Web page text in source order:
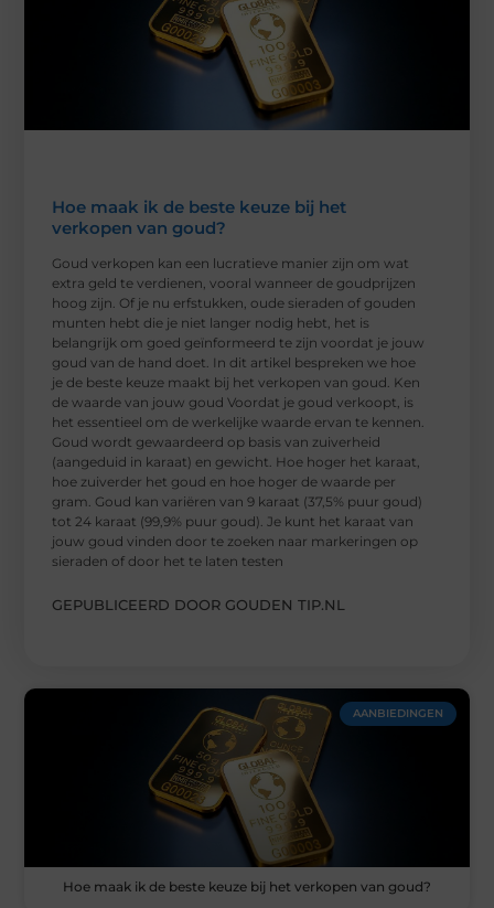
Hoe maak ik de beste keuze bij het
verkopen van goud?
Goud verkopen kan een lucratieve manier zijn om wat
extra geld te verdienen, vooral wanneer de goudprijzen
hoog zijn. Of je nu erfstukken, oude sieraden of gouden
munten hebt die je niet langer nodig hebt, het is
belangrijk om goed geïnformeerd te zijn voordat je jouw
goud van de hand doet. In dit artikel bespreken we hoe
je de beste keuze maakt bij het verkopen van goud. Ken
de waarde van jouw goud Voordat je goud verkoopt, is
het essentieel om de werkelijke waarde ervan te kennen.
Goud wordt gewaardeerd op basis van zuiverheid
(aangeduid in karaat) en gewicht. Hoe hoger het karaat,
hoe zuiverder het goud en hoe hoger de waarde per
gram. Goud kan variëren van 9 karaat (37,5% puur goud)
tot 24 karaat (99,9% puur goud). Je kunt het karaat van
jouw goud vinden door te zoeken naar markeringen op
sieraden of door het te laten testen
GEPUBLICEERD DOOR GOUDEN TIP.NL
AANBIEDINGEN
Hoe maak ik de beste keuze bij het verkopen van goud?